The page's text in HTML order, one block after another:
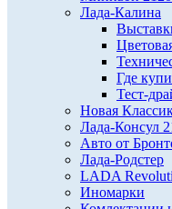
Лада-Калина
Где
Тест-
Новая
Лада-Консул
Авто от
Лада-Родстер
LADA
Иномарки